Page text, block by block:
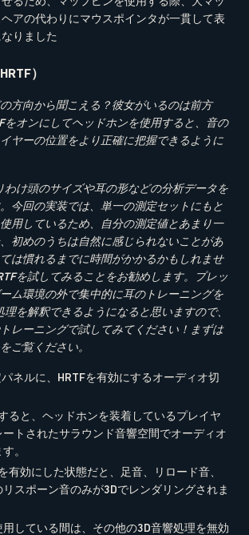
アの代わりにマウスポインタが一貫して表
りました
）
方向から聞こえる？彼女がいるのは前方
をオンにしてヘッドホンを使用すると、音の
ヤーの位置をより正確に把握できるように
わけ頭のサイズや耳の形などの分析データを
今回の実装では、単一の測定セットにもと
用しているため、自分の測定値とあまり一
初めのうちは自然に感じられないことがあ
は慣れるまでに時間がかかるかもしれませ
を試してみることをお勧めします。プレッ
ム環境の外で集中的に耳のトレーニングを
理を解釈できるようになると思いますので、
レーニングで試してみてください！まずは
ご覧ください。
ネルに、HRTFを有効にするオーディオ切
ると、ヘッドホンを装着しているプレイヤ
ートされたサラウンド音響空間でオーディオ
。
有効にした状態だと、足音、リロード音、
スポーン音のみが3Dでレンダリングされま
用している間は、その他の3D音響処理を無効